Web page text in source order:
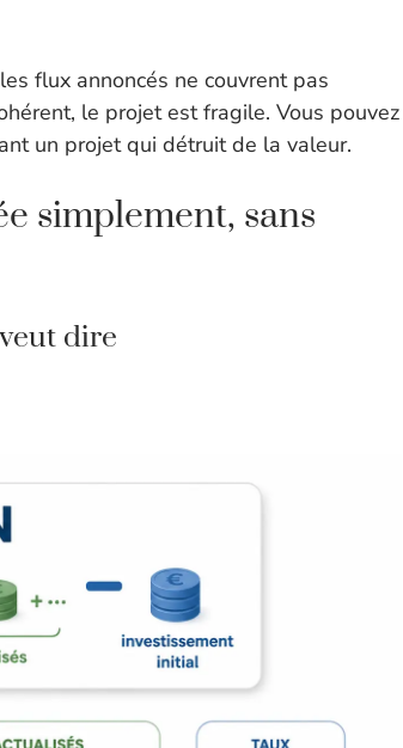
flux annoncés ne couvrent pas
le projet est fragile. Vous pouvez
un projet qui détruit de la valeur.
simplement, sans
dire